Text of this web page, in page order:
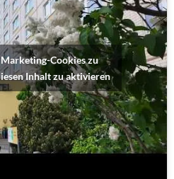
Cookies zu
Inhalt zu aktivieren